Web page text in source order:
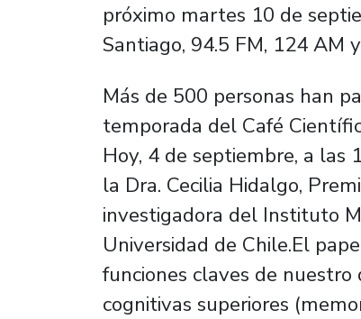
próximo martes 10 de
Santiago, 94.5 FM, 124 AM y
Más de 500 personas han
temporada del Café
Hoy, 4 de septiembre, a las
la Dra. Cecilia Hidalgo,
investigadora del Instituto
Universidad de Chile.El
funciones claves de nuestro
cognitivas superiores